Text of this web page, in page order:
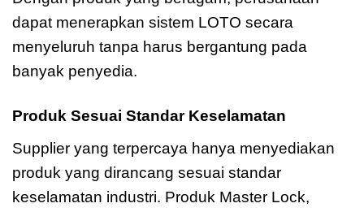
dapat menerapkan sistem LOTO secara
menyeluruh tanpa harus bergantung pada
banyak penyedia.
Produk Sesuai Standar Keselamatan
Supplier yang terpercaya hanya menyediakan
produk yang dirancang sesuai standar
keselamatan industri. Produk Master Lock,